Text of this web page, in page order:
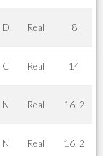
D Real 8
C Real 14
N Real 16, 2
N Real 16, 2